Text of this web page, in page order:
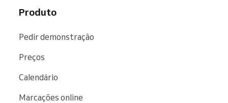
Produto
Pedir demonstração
Preços
Calendário
Marcações online